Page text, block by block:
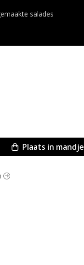
salades
Plaats in mandje